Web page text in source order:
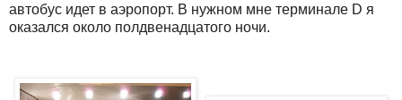
автобус идет в аэропорт. В нужном мне терминале D я
оказался около полдвенадцатого ночи.